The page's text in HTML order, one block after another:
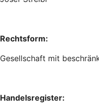
Rechtsform:
Gesellschaft mit
Handelsregister: